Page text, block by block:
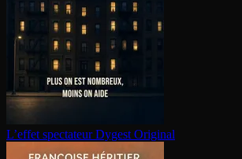
L’effet spectateur Dygest Original